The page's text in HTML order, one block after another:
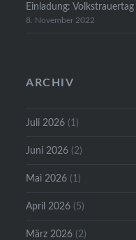
Einladung: Volkstrauertag
8. November 2022
ARCHIV
Juli 2026 (1)
Juni 2026 (2)
Mai 2026 (1)
April 2026 (5)
März 2026 (2)